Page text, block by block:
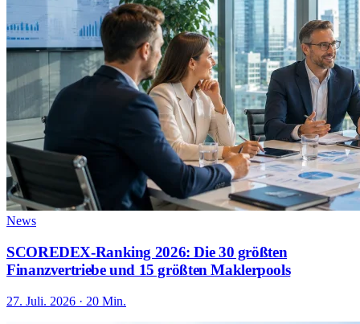
News
SCOREDEX-Ranking 2026: Die 30 größten
Finanzvertriebe und 15 größten Maklerpools
27. Juli. 2026 · 20 Min.